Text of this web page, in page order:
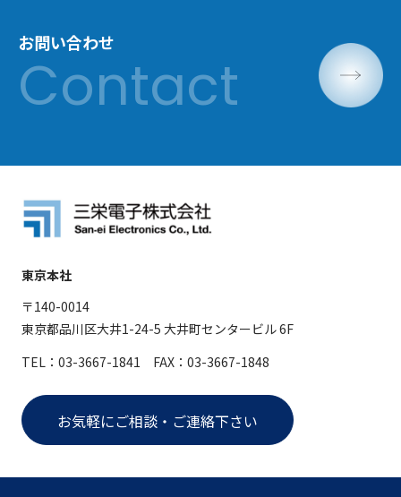
お問い合わせ
東京本社
〒140-0014
東京都品川区大井1-24-5 大井町センタービル 6F
TEL：03-3667-1841 FAX：03-3667-1848
お気軽にご相談・ご連絡下さい